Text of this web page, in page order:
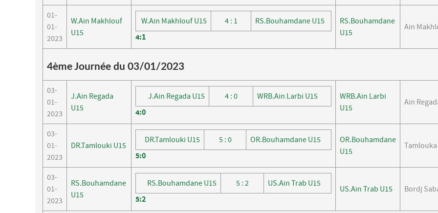
01-
01-
2023
W.Ain Makhlouf
U15
W.Ain Makhlouf U15 4 : 1
RS.Bouhamdane U15
4:1
RS.Bouhamdane
U15
Ain
4ème Journée du 03/01/2023
03-
01-
2023
J.Ain Regada
U15
J.Ain Regada U15 4 : 0
WRB.Ain Larbi U15
4:0
WRB.Ain Larbi
U15
Ain
03-
01-
2023
DR.Tamlouki U15
DR.Tamlouki U15 5 : 0
OR.Bouhamdane U15
5:0
OR.Bouhamdane
U15
Tamlouka
03-
01-
2023
RS.Bouhamdane
U15
RS.Bouhamdane U15 5 : 2
US.Ain Trab U15
5:2
US.Ain Trab U15 Bordj